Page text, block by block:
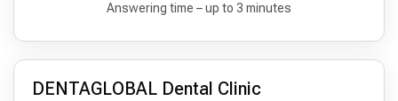
Answering time – up to 3 minutes
DENTAGLOBAL Dental Clinic